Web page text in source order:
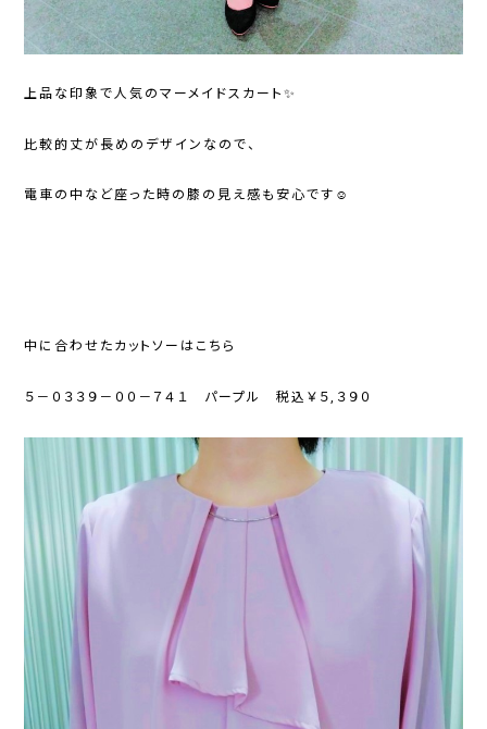
上品な印象で人気のマーメイドスカート✨
比較的丈が長めのデザインなので、
電車の中など座った時の膝の見え感も安心です☺
中に合わせたカットソーはこちら
５－０３３９－００－７４１ パープル 税込￥５,３９０